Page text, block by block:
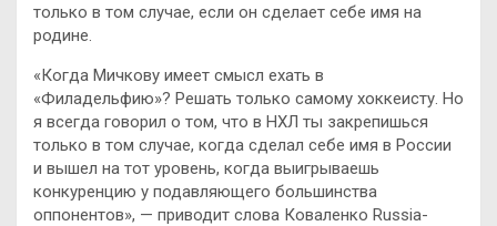
только в том случае, если он сделает себе имя на
родине.
«Когда Мичкову имеет смысл ехать в
«Филадельфию»? Решать только самому хоккеисту. Но
я всегда говорил о том, что в НХЛ ты закрепишься
только в том случае, когда сделал себе имя в России
и вышел на тот уровень, когда выигрываешь
конкуренцию у подавляющего большинства
оппонентов», — приводит слова Коваленко Russia-